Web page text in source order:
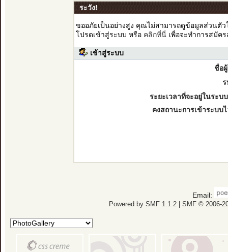
ระวัง!
ขออภัยเป็นอย่างสูง คุณไม่สามารถดูข้อมูลส่วนตั
โปรดเข้าสู่ระบบ หรือ คลิกที่นี่เพื่อจะทำการสมัค
เข้าสู่ระบบ
ชื่อ
ระยะเวลาที่จะอยู่ในระบ
คงสถานะการเข้าระบบ
Email:
Powered by SMF 1.1.2| SMF © 2006-